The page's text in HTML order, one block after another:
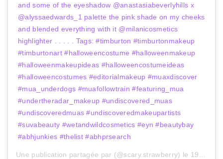
and some of the eyeshadow @anastasiabeverlyhills x
@alyssaedwards_1 palette the pink shade on my cheeks
and blended everything with it @milanicosmetics
highlighter . . . . . Tags: #timburton #timburtonmakeup
#timburtonart #halloweencostume #halloweenmakeup
#halloweenmakeupideas #halloweencostumeideas
#halloweencostumes #editorialmakeup #muaxdiscover
#mua_underdogs #muafollowtrain #featuring_mua
#undertheradar_makeup #undiscovered_muas
#undiscoveredmuas #undiscoveredmakeupartists
#suvabeauty #wetandwildcosmetics #eyn #beautybay
#abhjunkies #thelist #abhprsearch
Une publication partagée par (@scary.strawberry) le 19 Oct. 2019 à 12 :49 PDT